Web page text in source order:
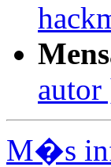
autor
M�s